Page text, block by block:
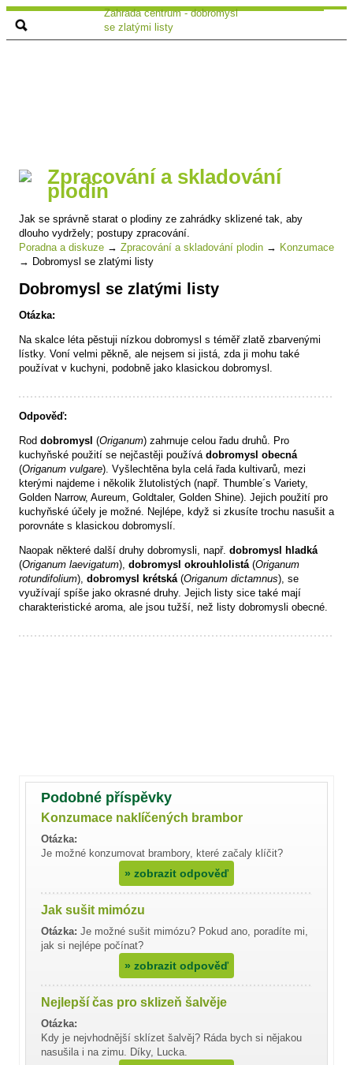
Zahrada centrum - dobromysl
se zlatými listy
Zpracování a skladování
plodin
Jak se správně starat o plodiny ze zahrádky sklizené tak, aby
dlouho vydržely; postupy zpracování.
Poradna a diskuze → Zpracování a skladování plodin → Konzumace
→ Dobromysl se zlatými listy
Dobromysl se zlatými listy
Otázka:
Na skalce léta pěstuji nízkou dobromysl s téměř zlatě zbarvenými
lístky. Voní velmi pěkně, ale nejsem si jistá, zda ji mohu také
používat v kuchyni, podobně jako klasickou dobromysl.
Odpověď:
Rod dobromysl (Origanum) zahrnuje celou řadu druhů. Pro
kuchyňské použití se nejčastěji používá dobromysl obecná
(Origanum vulgare). Vyšlechtěna byla celá řada kultivarů, mezi
kterými najdeme i několik žlutolistých (např. Thumble´s Variety,
Golden Narrow, Aureum, Goldtaler, Golden Shine). Jejich použití pro
kuchyňské účely je možné. Nejlépe, když si zkusíte trochu nasušit a
porovnáte s klasickou dobromyslí.
Naopak některé další druhy dobromysli, např. dobromysl hladká
(Origanum laevigatum), dobromysl okrouhlolistá(Origanum
rotundifolium), dobromysl krétská(Origanum dictamnus), se
využívají spíše jako okrasné druhy. Jejich listy sice také mají
charakteristické aroma, ale jsou tužší, než listy dobromysli obecné.
Podobné příspěvky
Konzumace naklíčených brambor
Otázka:
Je možné konzumovat brambory, které začaly klíčit?
» zobrazit odpověď
Jak sušit mimózu
Otázka: Je možné sušit mimózu? Pokud ano, poradíte mi,
jak si nejlépe počínat?
» zobrazit odpověď
Nejlepší čas pro sklizeň šalvěje
Otázka:
Kdy je nejvhodnější sklízet šalvěj? Ráda bych si nějakou
nasušila i na zimu. Díky, Lucka.